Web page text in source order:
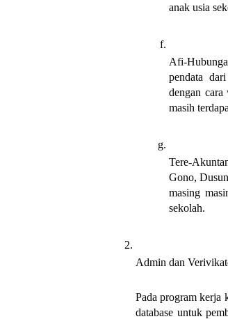
anak usia
Afi-
pendata
dengan cara
masih
Tere-
Gono,
masing
sekolah.
Admin dan
Pada program kerja
database untuk